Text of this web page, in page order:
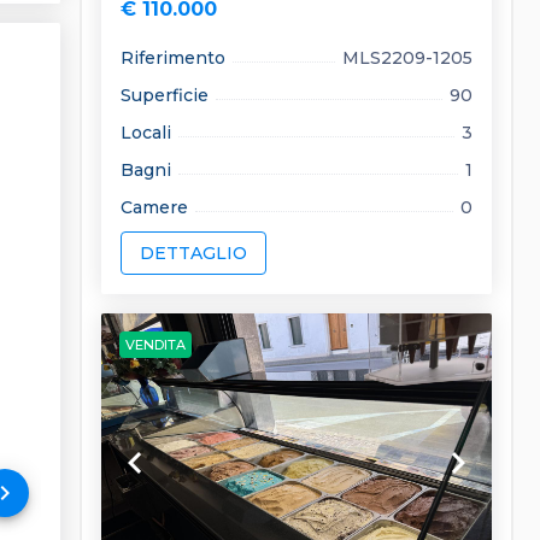
keyboard_arrow_right
€ 110.000
Riferimento
MLS2209-1205
Superficie
90
Locali
3
Bagni
1
Camere
0
DETTAGLIO
VENDITA
keyboard_arrow_left keyboard_arrow_right